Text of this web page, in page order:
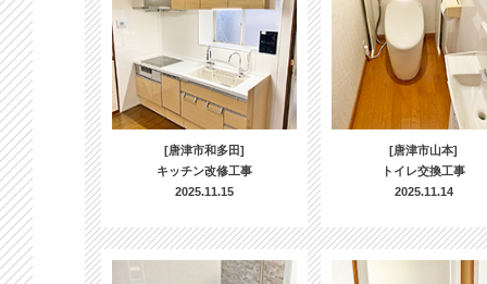
[唐津市和多田]
キッチン改修工事
2025.11.15
[唐津市山本]
トイレ交換工事
2025.11.14